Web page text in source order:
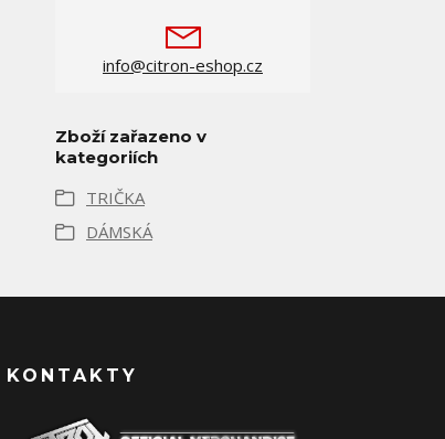
info@citron-eshop.cz
Zboží zařazeno v
kategoriích
TRIČKA
DÁMSKÁ
KONTAKTY